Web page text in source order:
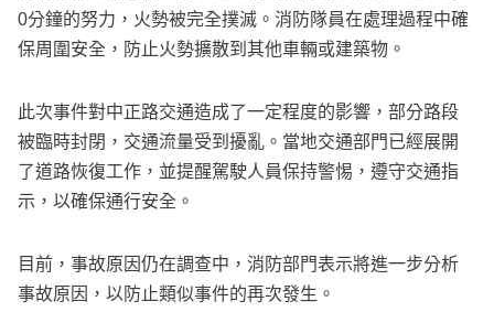
0分鐘的努力，火勢被完全撲滅。消防隊員在處理過程中確
保周圍安全，防止火勢擴散到其他車輛或建築物。
此次事件對中正路交通造成了一定程度的影響，部分路段
被臨時封閉，交通流量受到擾亂。當地交通部門已經展開
了道路恢復工作，並提醒駕駛人員保持警惕，遵守交通指
示，以確保通行安全。
目前，事故原因仍在調查中，消防部門表示將進一步分析
事故原因，以防止類似事件的再次發生。